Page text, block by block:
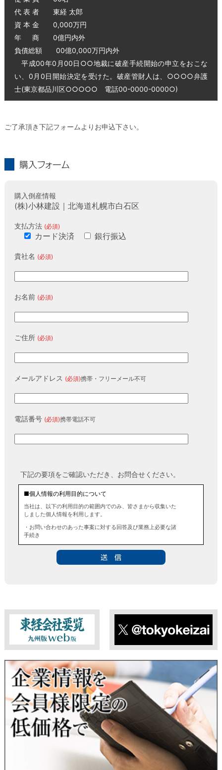
代 表 者 東経 太郎
資 本 金 0,000万円
年 商 0億円内外
負債総額 00億0,000万円内外
平成00年0月00日○○地裁に破産手続開始の申立をおこな
い、0月0日開始決定を受けた。破産管財人は、○○○○弁護
士(東京都品川区○○○○○ 電話00-0000-0000○)
ご了承頂き下記フォームよりお申込下さい。
購入倒産情報
(株)小林建設｜北海道札幌市白石区
支払方法 (必須)
カード決済 銀行振込
貴社名 (必須)
お名前 (必須)
ご住所 (必須)
メールアドレス (必須)携帯・フリーメール不可
電話番号 (必須)携帯電話不可
下記の要項をご確認いただき、お問合せください。
■個人情報の利用目的について
当社は、以下の利用目的の範囲内でのみ、皆さまから収集いた
しました個人情報を利用します。
・お問い合わせのあった事案に対する回答及び業務上必要な諸
手続き
■個人情報の第三者提供について
■ 個人情報提供の任意性及び留意点
個人情報のご提供は任意ですが、必要な個人情報をご提供いた
だけなかった場合は、上記利用目的を達成できない場合があり
ますのでご了承ください。
当社は、本人が自己の個人情報について、通知・開示・訂正・
追加・削除・利用停止・提供停止の希望がございましたら、本
人または代理人の請求応じて、個人データの通知・開示・訂
正・追加・削除・利用停止・提供停止の請求に応じます。
受付方法は、本人確認資料（運転免許証、パスポート何れかの
コピー）、「個人情報取扱申請書」「委任状」（代理人による
申請の場合のみ必要となります）を当社宛にお送り下さい。
＜個人情報保護に関するお問合せ・相談窓口＞
〒802-0004 北九州市小倉北区鍛冶町2丁目5-11（第一東経ビ
東経会社要覧web版 X